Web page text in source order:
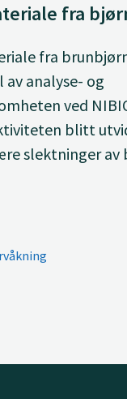
fra
fra
analyse- og
ved
blitt
slektninger av